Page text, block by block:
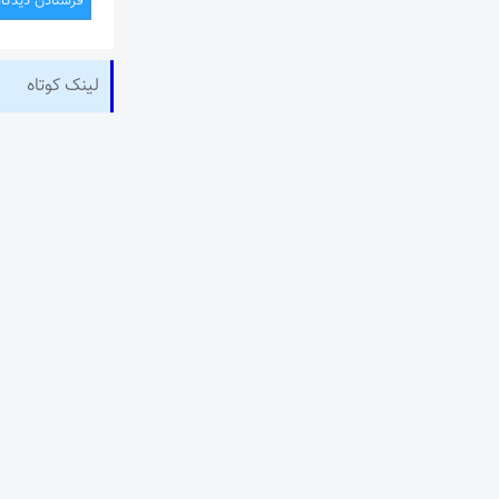
لینک کوتاه